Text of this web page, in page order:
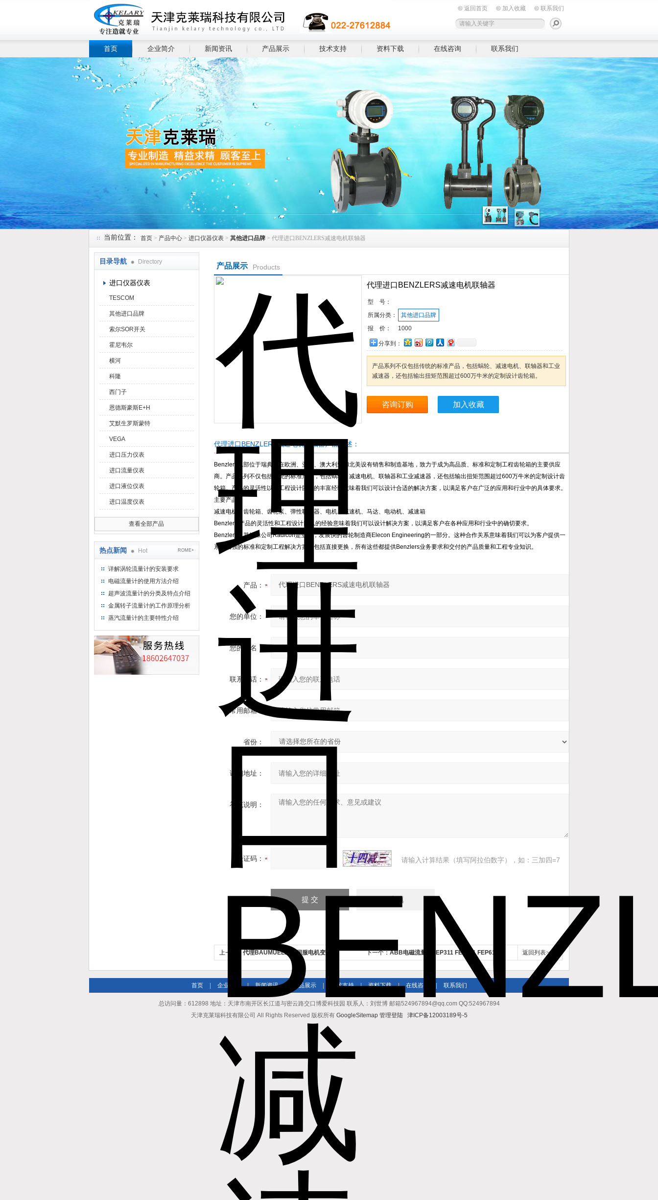
返回首页 加入收藏 联系我们
首页 企业简介 新闻资讯 产品展示 技术支持 资料下载 在线咨询 联系我们
当前位置： 首页 > 产品中心 > 进口仪器仪表 > 其他进口品牌 > 代理进口BENZLERS减速电机联轴器
目录导航 Directory
进口仪器仪表
TESCOM
其他进口品牌
索尔SOR开关
霍尼韦尔
横河
科隆
西门子
恩德斯豪斯E+H
艾默生罗斯蒙特
VEGA
进口压力仪表
进口流量仪表
进口液位仪表
进口温度仪表
查看全部产品
热点新闻 Hot ROME+
详解涡轮流量计的安装要求
电磁流量计的使用方法介绍
超声波流量计的分类及特点介绍
金属转子流量计的工作原理分析
蒸汽流量计的主要特性介绍
产品展示 Products
代理进口BENZLERS减速电机联轴器
型 号：
所属分类：
其他进口品牌
报 价：
1000
分享到：
产品系列不仅包括传统的标准产品，包括蜗轮、减速电机、联轴器和工业
减速器，还包括输出扭矩范围超过600万牛米的定制设计齿轮箱。
咨询订购 加入收藏
代理进口BENZLERS减速电机联轴器产品概述：
Benzlers总部位于瑞典，在欧洲、亚洲、澳大利亚和北美设有销售和制造基地，致力于成为高品质、标准和定制工程齿轮箱的主要供应
商。产品系列不仅包括传统的标准产品，包括蜗轮、减速电机、联轴器和工业减速器，还包括输出扭矩范围超过600万牛米的定制设计齿
轮箱。产品的灵活性以及工程设计团队的丰富经验意味着我们可以设计合适的解决方案，以满足客户在广泛的应用和行业中的具体要求。
主要产品：
减速电机、齿轮箱、齿轮泵、弹性联轴器、电机、减速机、马达、电动机、减速箱
Benzlers 产品的灵活性和工程设计团队的经验意味着我们可以设计解决方案，以满足客户在各种应用和行业中的确切要求。
Benzlers及其姊妹公司Radicon是亚洲，发展快的齿轮制造商Elecon Engineering的一部分。这种合作关系意味着我们可以为客户提供一
系列增强的标准和定制工程解决方案，包括直接更换，所有这些都提供Benzlers业务要求和交付的产品质量和工程专业知识。
产品：
您的单位：
您的姓名：
联系电话：
常用邮箱：
省份：
详细地址：
补充说明：
验证码： 请输入计算结果（填写阿拉伯数字），如：三加四=7
上一个： 代理BAUMUELLER伺服电机变频器 下一个：ABB电磁流量计FEP311 FEP511 FEP611 返回列表>>
首页 企业简介 | 新闻资讯 | 产品展示 技术支持 | 资料下载 | 在线咨询 联系我们
总访问量：612898 地址：天津市南开区长江道与密云路交口博爱科技园 联系人：刘世博 邮箱524967894@qq.com QQ:524967894
天津克莱瑞科技有限公司 All Rights Reserved 版权所有 GoogleSitemap 管理登陆 津ICP备12003189号-5